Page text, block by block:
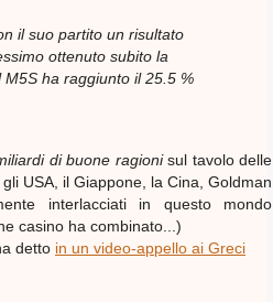
il suo partito un risultato
ottenuto subito la
ha raggiunto il 25.5 %
di buone ragionisul tavolo delle
USA, il Giappone, la Cina, Goldman
interlacciati in questo mondo
casino ha combinato...)
detto in un video-appello ai Greci